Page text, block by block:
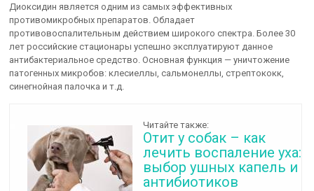
Диоксидин является одним из самых эффективных
противомикробных препаратов. Обладает
противовоспалительным действием широкого спектра. Более 30
лет российские стационары успешно эксплуатируют данное
антибактериальное средство. Основная функция — уничтожение
патогенных микробов: клесиеллы, сальмонеллы, стрептококк,
синегнойная палочка и т.д.
Читайте также:
Отит у собак – как
лечить воспаление уха:
выбор ушных капель и
антибиотиков